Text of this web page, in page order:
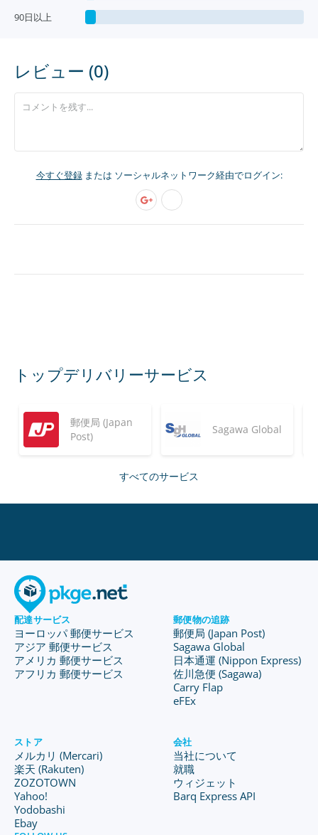
90日以上
レビュー (0)
今すぐ登録または ソーシャルネットワーク経由でログイン:
トップデリバリーサービス
郵便局 (Japan
Post)
Sagawa Global
すべてのサービス
配達サービス
ヨーロッパ 郵便サービス
アジア 郵便サービス
アメリカ 郵便サービス
アフリカ 郵便サービス
郵便物の追跡
郵便局 (Japan Post)
Sagawa Global
日本通運 (Nippon Express)
佐川急便 (Sagawa)
Carry Flap
eFEx
ストア
メルカリ (Mercari)
楽天 (Rakuten)
ZOZOTOWN
Yahoo!
Yodobashi
Ebay
会社
当社について
就職
ウィジェット
Barq Express API